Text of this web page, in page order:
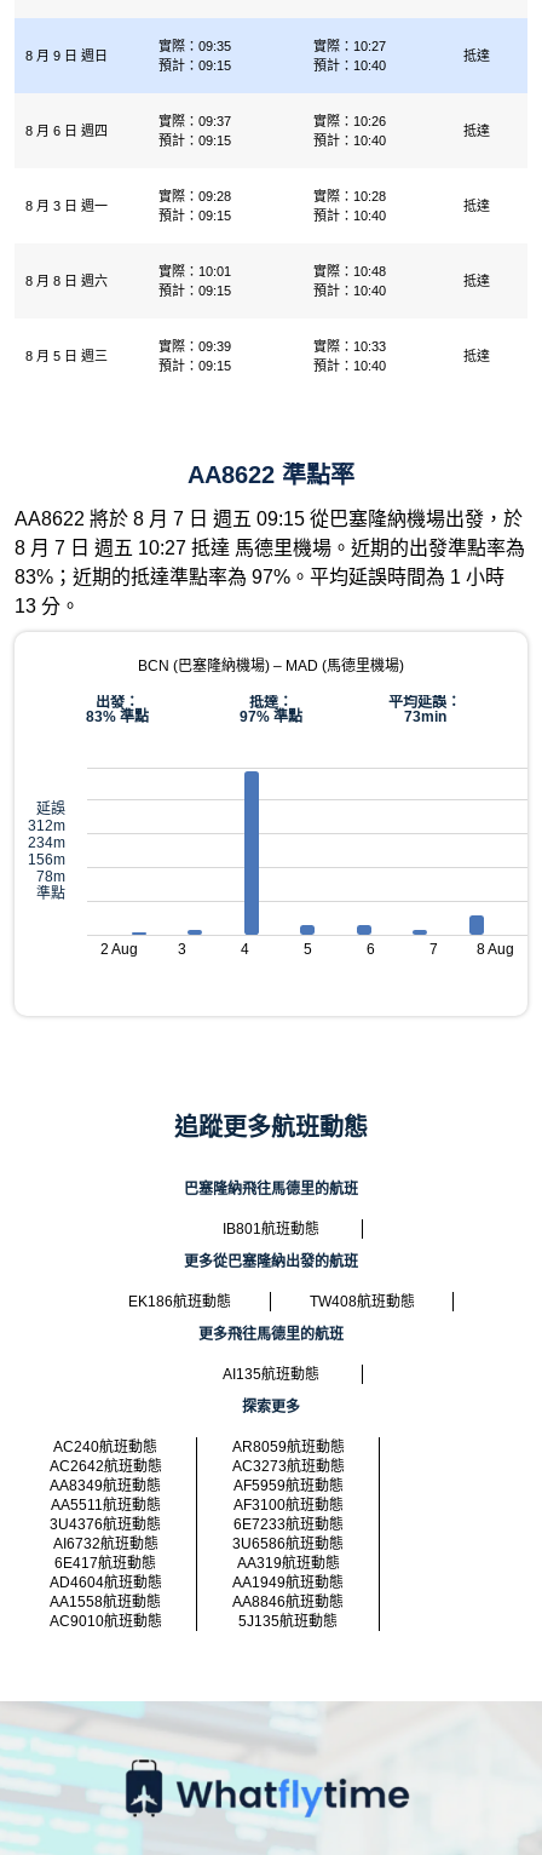
8 月 9 日 週日
實際：09:35
預計：09:15
實際：10:27
預計：10:40
抵達
8 月 6 日 週四
實際：09:37
預計：09:15
實際：10:26
預計：10:40
抵達
8 月 3 日 週一
實際：09:28
預計：09:15
實際：10:28
預計：10:40
抵達
8 月 8 日 週六
實際：10:01
預計：09:15
實際：10:48
預計：10:40
抵達
8 月 5 日 週三
實際：09:39
預計：09:15
實際：10:33
預計：10:40
抵達
AA8622 準點率
AA8622 將於 8 月 7 日 週五 09:15 從巴塞隆納機場出發，於
8 月 7 日 週五 10:27 抵達 馬德里機場。近期的出發準點率為
83%；近期的抵達準點率為 97%。平均延誤時間為 1 小時
13 分。
BCN (巴塞隆納機場) – MAD (馬德里機場)
出發：
83% 準點
抵達：
97% 準點
平均延誤：
73min
延誤
312m
234m
156m
78m
準點
2 Aug 3 4 5 6 7 8 Aug
追蹤更多航班動態
巴塞隆納飛往馬德里的航班
IB801航班動態
更多從巴塞隆納出發的航班
EK186航班動態
TW408航班動態
更多飛往馬德里的航班
AI135航班動態
探索更多
AC240航班動態
AR8059航班動態
AC2642航班動態
AC3273航班動態
AA8349航班動態
AF5959航班動態
AA5511航班動態
AF3100航班動態
3U4376航班動態
6E7233航班動態
AI6732航班動態
3U6586航班動態
6E417航班動態
AA319航班動態
AD4604航班動態
AA1949航班動態
AA1558航班動態
AA8846航班動態
AC9010航班動態
5J135航班動態